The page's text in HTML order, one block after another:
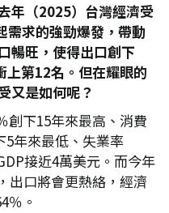
年（2025）台灣經濟受
需求的強勁爆發，帶動
暢旺，使得出口創下
上第12名。但在耀眼的
又是如何呢？
創下15年來最高、消費
5年來最低、失業率
接近4萬美元。而今年
出口將會更熱絡，經濟
％。